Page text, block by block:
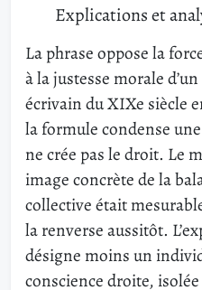
Explications et
La phrase oppose la
à la justesse morale
écrivain du XIXe siècle
la formule condense
ne crée pas le droit. Le
image concrète de la
collective était
la renverse aussitôt.
désigne moins un
conscience droite,